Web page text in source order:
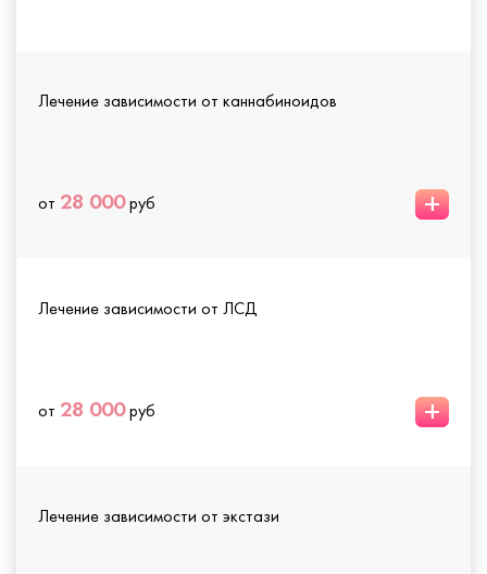
Лечение зависимости от каннабиноидов
от 28 000руб +
Лечение зависимости от ЛСД
от 28 000руб +
Лечение зависимости от экстази